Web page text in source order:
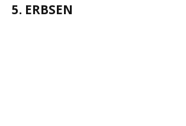
5. ERBSEN